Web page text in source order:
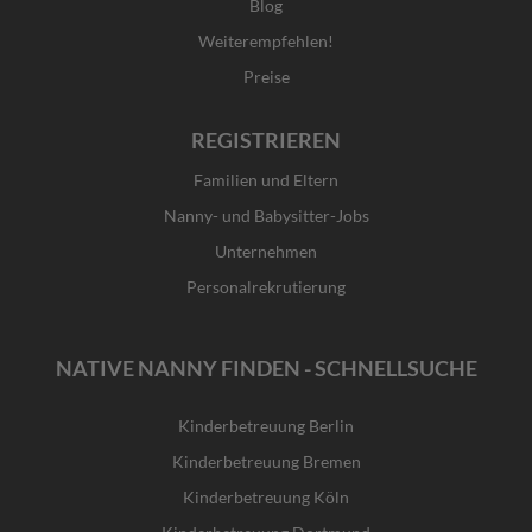
Blog
Weiterempfehlen!
Preise
REGISTRIEREN
Familien und Eltern
Nanny- und Babysitter-Jobs
Unternehmen
Personalrekrutierung
NATIVE NANNY FINDEN - SCHNELLSUCHE
Kinderbetreuung Berlin
Kinderbetreuung Bremen
Kinderbetreuung Köln